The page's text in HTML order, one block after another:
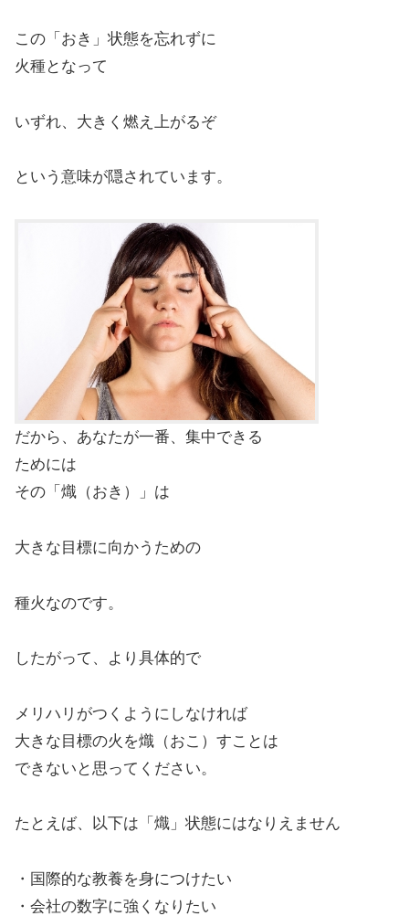
この「おき」状態を忘れずに
火種となって
いずれ、大きく燃え上がるぞ
という意味が隠されています。
だから、あなたが一番、集中できる
ためには
その「熾（おき）」は
大きな目標に向かうための
種火なのです。
したがって、より具体的で
メリハリがつくようにしなければ
大きな目標の火を熾（おこ）すことは
できないと思ってください。
たとえば、以下は「熾」状態にはなりえません
・国際的な教養を身につけたい
・会社の数字に強くなりたい